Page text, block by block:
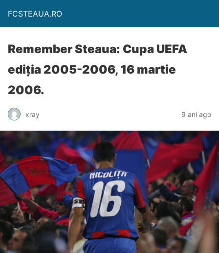
FCSTEAUA.RO
Remember Steaua: Cupa UEFA
ediția 2005-2006, 16 martie
2006.
xray 9 ani ago